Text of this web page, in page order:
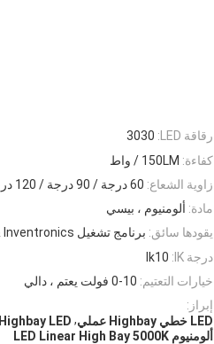
رقاقة LED: 3030
كفاءة: 150LM / واط
زاوية الشعاع: 60 درجة / 90 درجة / 120 درجة
مادة: ألومنيوم ، بيسي
يقودها سائق: برنامج تشغيل MEANWELL & Inventronics
درجة IK:
Ik10
خيارات التعتيم: 0-10 فولت يعتم ، دالي
إبراز:
LED خطي Highbay عملي
, Highbay LED خطي مقاوم للعوامل الجوية
ألومنيوم LED Linear High Bay 5000K